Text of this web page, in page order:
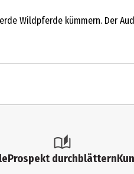
Wildpferde kümmern. Der
(Kinder)
Prospekt durchblättern